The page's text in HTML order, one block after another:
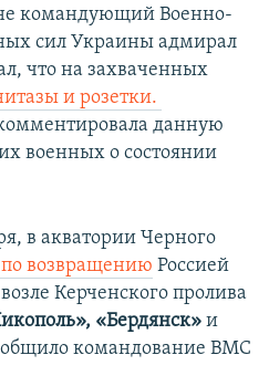
командующий Военно-
сил Украины адмирал
что на захваченных
и розетки.
данную
военных о состоянии
в акватории Черного
по возвращению Россией
Керченского пролива
«Бердянск» и
командование ВМС